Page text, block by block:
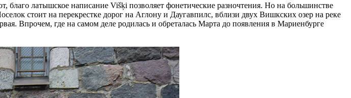
латышское написание Višķi позволяет фонетические разночтения. Но на большинстве
стоит на перекрестке дорог на Аглону и Даугавпилс, вблизи двух Вишкских озер на реке
Впрочем, где на самом деле родилась и обреталась Марта до появления в Мариенбурге